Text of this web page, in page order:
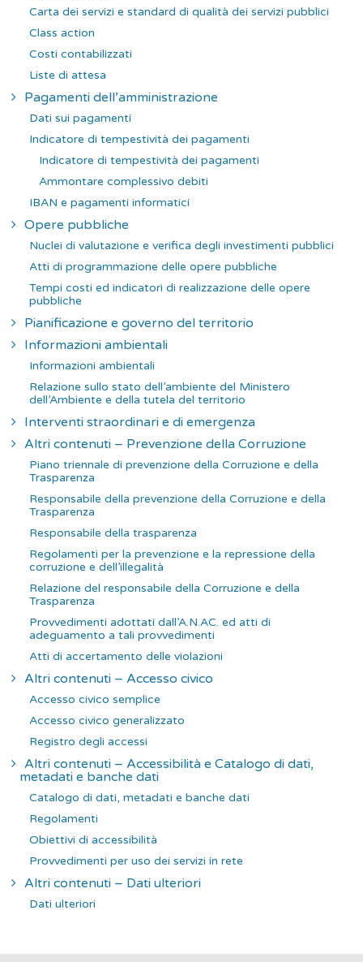
Carta dei servizi e standard di qualità dei servizi pubblici
Class action
Costi contabilizzati
Liste di attesa
Pagamenti dell’amministrazione
Dati sui pagamenti
Indicatore di tempestività dei pagamenti
Indicatore di tempestività dei pagamenti
Ammontare complessivo debiti
IBAN e pagamenti informatici
Opere pubbliche
Nuclei di valutazione e verifica degli investimenti pubblici
Atti di programmazione delle opere pubbliche
Tempi costi ed indicatori di realizzazione delle opere
pubbliche
Pianificazione e governo del territorio
Informazioni ambientali
Informazioni ambientali
Relazione sullo stato dell’ambiente del Ministero
dell’Ambiente e della tutela del territorio
Interventi straordinari e di emergenza
Altri contenuti – Prevenzione della Corruzione
Piano triennale di prevenzione della Corruzione e della
Trasparenza
Responsabile della prevenzione della Corruzione e della
Trasparenza
Responsabile della trasparenza
Regolamenti per la prevenzione e la repressione della
corruzione e dell’illegalità
Relazione del responsabile della Corruzione e della
Trasparenza
Provvedimenti adottati dall’A.N.AC. ed atti di
adeguamento a tali provvedimenti
Atti di accertamento delle violazioni
Altri contenuti – Accesso civico
Accesso civico semplice
Accesso civico generalizzato
Registro degli accessi
Altri contenuti – Accessibilità e Catalogo di dati,
metadati e banche dati
Catalogo di dati, metadati e banche dati
Regolamenti
Obiettivi di accessibilità
Provvedimenti per uso dei servizi in rete
Altri contenuti – Dati ulteriori
Dati ulteriori